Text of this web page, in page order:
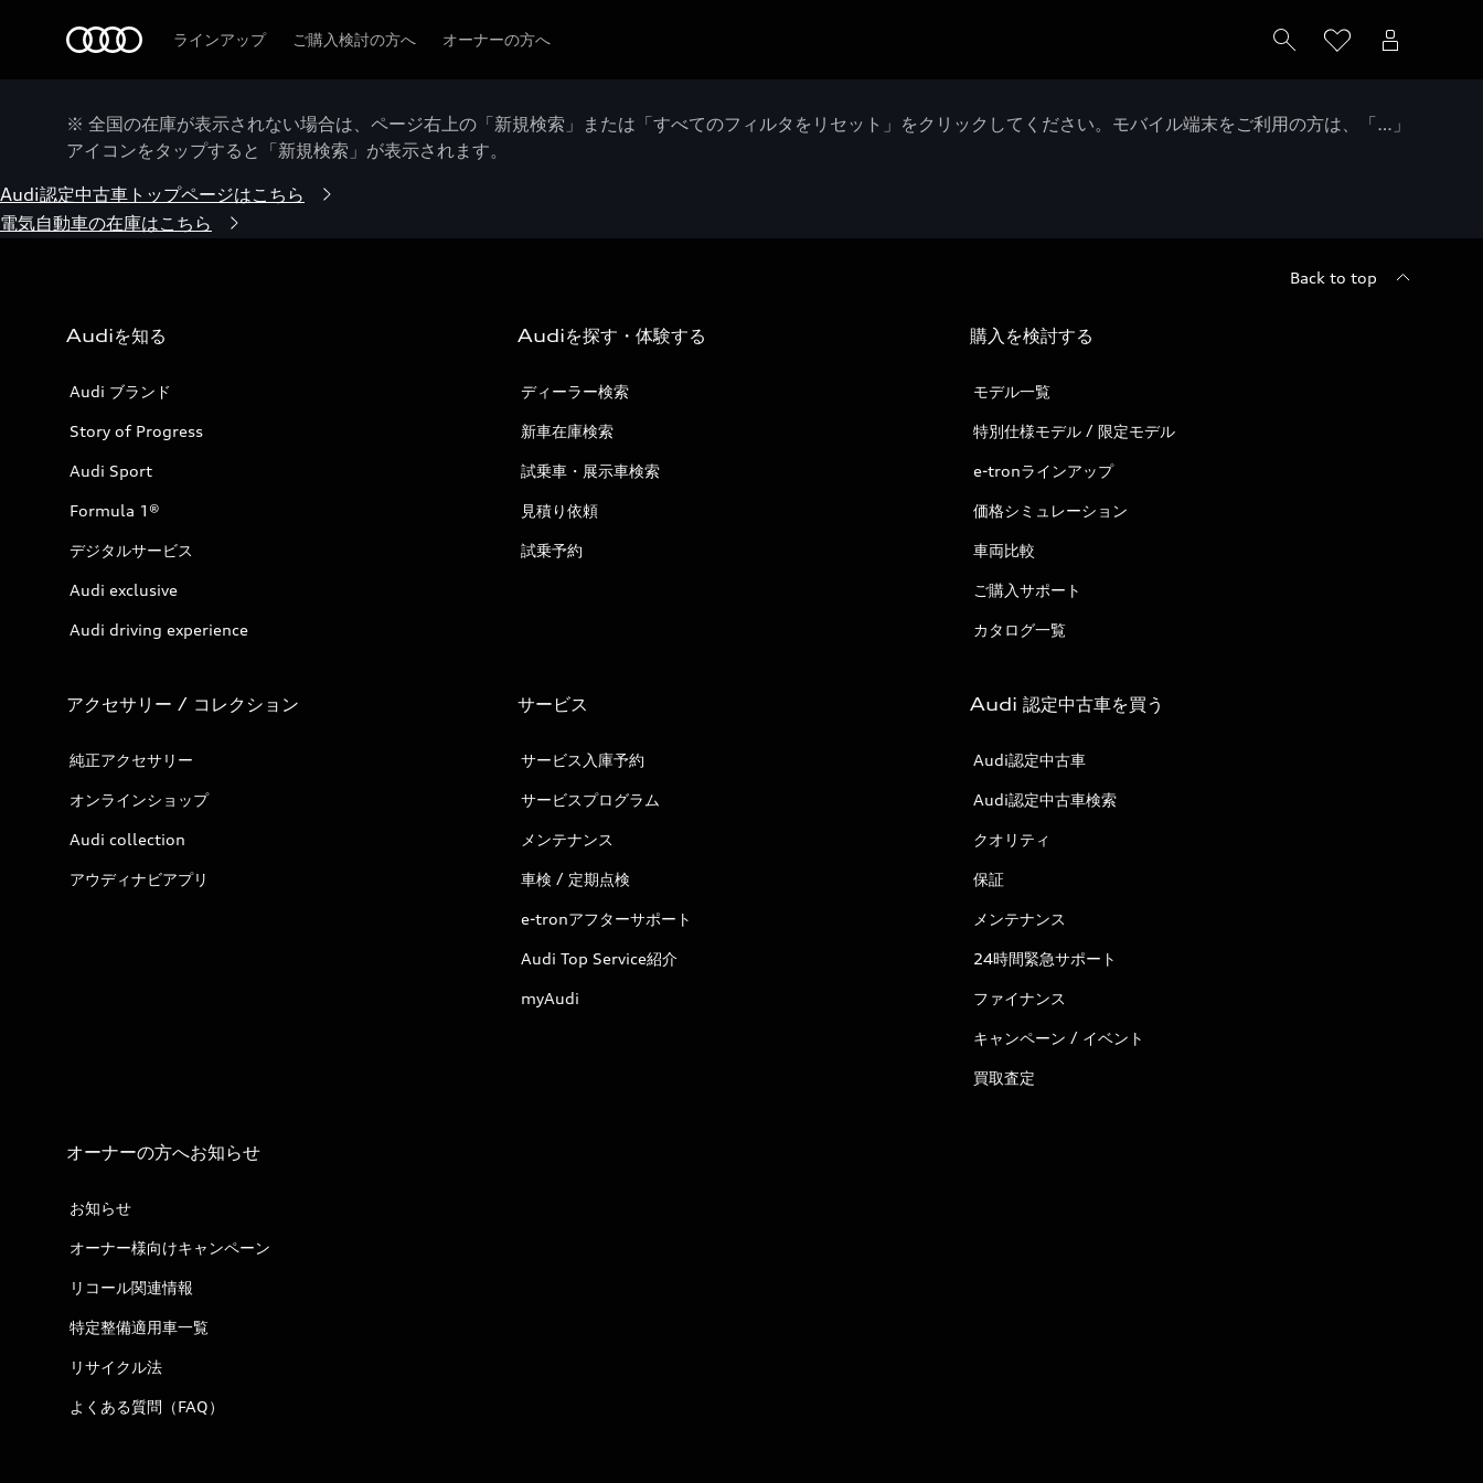
ラインアップ ご購入検討の方へ オーナーの方へ
※ 全国の在庫が表示されない場合は、ページ右上の「新規検索」または「すべてのフィルタをリセット」をクリックしてください。モバイル端末をご利用の方は、「…」
アイコンをタップすると「新規検索」が表示されます。
Audi認定中古車トップページはこちら
電気自動車の在庫はこちら
Back to top
Audiを知る
Audi ブランド
Story of Progress
Audi Sport
Formula 1®
デジタルサービス
Audi exclusive
Audi driving experience
Audiを探す・体験する
ディーラー検索
新車在庫検索
試乗車・展示車検索
見積り依頼
試乗予約
購入を検討する
モデル一覧
特別仕様モデル / 限定モデル
e-tronラインアップ
価格シミュレーション
車両比較
ご購入サポート
カタログ一覧
アクセサリー / コレクション
純正アクセサリー
オンラインショップ
Audi collection
アウディナビアプリ
サービス
サービス入庫予約
サービスプログラム
メンテナンス
車検 / 定期点検
e-tronアフターサポート
Audi Top Service紹介
myAudi
Audi 認定中古車を買う
Audi認定中古車
Audi認定中古車検索
クオリティ
保証
メンテナンス
24時間緊急サポート
ファイナンス
キャンペーン / イベント
買取査定
オーナーの方へお知らせ
お知らせ
オーナー様向けキャンペーン
リコール関連情報
特定整備適用車一覧
リサイクル法
よくある質問（FAQ）